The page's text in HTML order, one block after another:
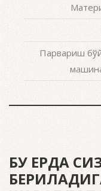
Парвариш
БУ ЕРДА